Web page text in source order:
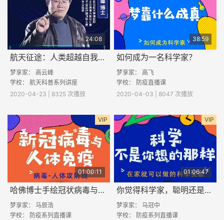
24:08
航天征途：人类超越自我的梦想
梦享家： 高云峰
学校： 航天科普系列讲座
2020-04-23 | 8325 次播放
38:59
如何成为一名科学家？
梦享家： 高飞
学校： 防疫直播课
2020-04-03 | 8047 次播放
VIP
01:00:11
哈佛博士手绘冠状病毒与细胞攻防战
梦享家： 马辰浩
学校： 防疫系列直播课
VIP
01:06:47
你觉得科学家，聪明还是笨？
梦享家： 马冠中
学校： 防疫系列直播课